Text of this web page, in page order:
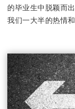
的毕业生中脱颖而
我们一大半的热情